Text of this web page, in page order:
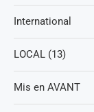
International
LOCAL (13)
Mis en AVANT